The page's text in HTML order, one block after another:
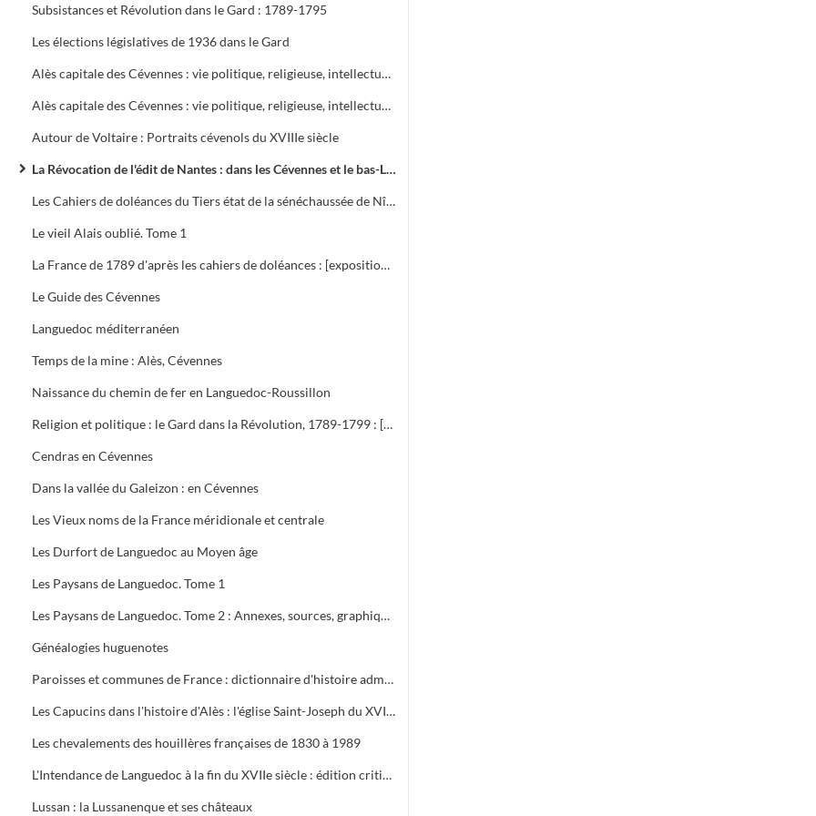
Subsistances et Révolution dans le Gard : 1789-1795
Les élections législatives de 1936 dans le Gard
Alès capitale des Cévennes : vie politique, religieuse, intellectuelle, économique et sociale
Alès capitale des Cévennes : vie politique, religieuse, intellectuelle, économique et sociale
Autour de Voltaire : Portraits cévenols du XVIIIe siècle
La Révocation de l'édit de Nantes : dans les Cévennes et le bas-Languedoc, 1685-1985
Les Cahiers de doléances du Tiers état de la sénéchaussée de Nîmes pour les États généraux de 1789
Le vieil Alais oublié. Tome 1
La France de 1789 d'après les cahiers de doléances : [exposition, Paris], Musée de l'histoire de France, [1976-1979]
Le Guide des Cévennes
Languedoc méditerranéen
Temps de la mine : Alès, Cévennes
Naissance du chemin de fer en Languedoc-Roussillon
Religion et politique : le Gard dans la Révolution, 1789-1799 : [exposition, Nîmes], 28 janvier-31 mars 1989
Cendras en Cévennes
Dans la vallée du Galeizon : en Cévennes
Les Vieux noms de la France méridionale et centrale
Les Durfort de Languedoc au Moyen âge
Les Paysans de Languedoc. Tome 1
Les Paysans de Languedoc. Tome 2 : Annexes, sources, graphiques
Généalogies huguenotes
Paroisses et communes de France : dictionnaire d'histoire administrative et démographique : Gard
Les Capucins dans l'histoire d'Alès : l'église Saint-Joseph du XVIIIe siècle à nos jours
Les chevalements des houillères françaises de 1830 à 1989
L'Intendance de Languedoc à la fin du XVIIe siècle : édition critique du mémoire "Pour l'instruction du duc de Bourgogne"
Lussan : la Lussanenque et ses châteaux